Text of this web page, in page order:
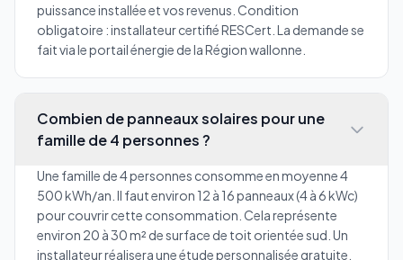
puissance installée et vos revenus. Condition
obligatoire : installateur certifié RESCert. La demande se
fait via le portail énergie de la Région wallonne.
Combien de panneaux solaires pour une
famille de 4 personnes ?
Une famille de 4 personnes consomme en moyenne 4
500 kWh/an. Il faut environ 12 à 16 panneaux (4 à 6 kWc)
pour couvrir cette consommation. Cela représente
environ 20 à 30 m² de surface de toit orientée sud. Un
installateur réalisera une étude personnalisée gratuite.